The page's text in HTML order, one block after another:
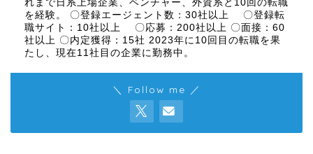
れまで日系上場企業、ベンチャー、外資系と10回の転職
を経験。 〇登録エージェント数：30社以上 〇登録転
職サイト：10社以上 〇応募：200社以上 〇面接：60
社以上 〇内定獲得：15社 2023年に10回目の転職を果
たし、現在11社目の企業に勤務中。
＼ Follow me ／